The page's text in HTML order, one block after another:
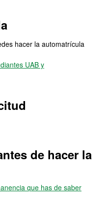
hacer la automatrícula
UAB y
de hacer la
que has de saber